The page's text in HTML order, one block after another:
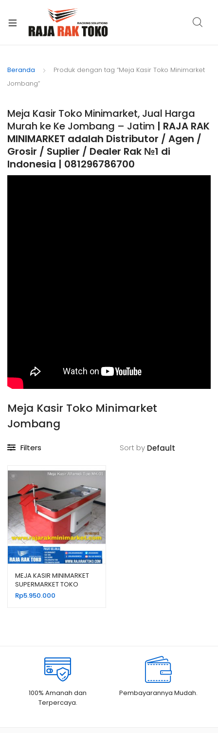
Beranda
Produk dengan tag “Meja Kasir Toko Minimarket
Jombang”
Meja Kasir Toko Minimarket, Jual Harga
Murah ke Ke Jombang – Jatim | RAJA RAK
MINIMARKET adalah Distributor / Agen /
Grosir / Suplier / Dealer Rak №1 di
Indonesia | 081296786700
Meja Kasir Toko Minimarket
Jombang
Filters Sort by
MEJA KASIR MINIMARKET
SUPERMARKET TOKO
MODERN TIPE MK-01
Rp5.950.000
100% Amanah dan
Terpercaya.
Pembayarannya Mudah.